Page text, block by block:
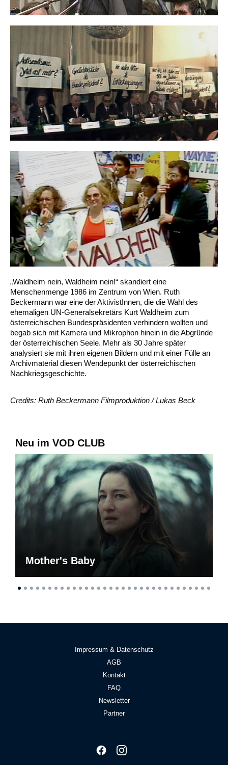
„Waldheim nein, Waldheim nein!“ skandiert eine
Menschenmenge 1986 im Zentrum von Wien. Ruth
Beckermann war eine der AktivistInnen, die die Wahl des
ehemaligen UN-Generalsekretärs Kurt Waldheim zum
österreichischen Bundespräsidenten verhindern wollten und
begab sich mit Kamera und Mikrophon hinein in die Abgründe
der österreichischen Seele. Mehr als 30 Jahre später
analysiert sie mit ihren eigenen Bildern und mit einer Fülle an
Archivmaterial diesen Wendepunkt der österreichischen
Nachkriegsgeschichte.
Credits: Ruth Beckermann Filmproduktion / Lukas Beck
Neu im VOD CLUB
Mother's Baby
Impressum & Datenschutz
AGB
Kontakt
FAQ
Newsletter
Partner